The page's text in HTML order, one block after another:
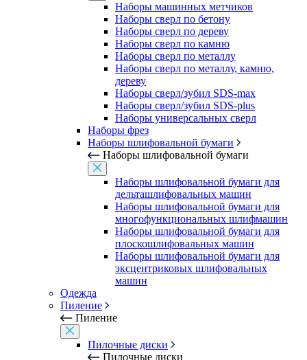
Наборы машинных метчиков
Наборы сверл по бетону
Наборы сверл по дереву
Наборы сверл по камню
Наборы сверл по металлу
Наборы сверл по металлу, камню,
дереву
Наборы сверл/зубил SDS-max
Наборы сверл/зубил SDS-plus
Наборы универсальных сверл
Наборы фрез
Наборы шлифовальной бумаги
Наборы шлифовальной бумаги
Наборы шлифовальной бумаги для
дельташлифовальных машин
Наборы шлифовальной бумаги для
многофункциональных шлифмашин
Наборы шлифовальной бумаги для
плоскошлифовальных машин
Наборы шлифовальной бумаги для
эксцентриковых шлифовальных
машин
Одежда
Пиление
Пиление
Пилочные диски
Пилочные диски